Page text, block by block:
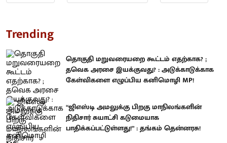
Trending
தொகுதி மறுவரையறை கூட்டம் எதற்காக? ;
தவெக அரசை இயக்குவது? : அடுக்காடுக்காக
கேள்விகளை எழுப்பிய கனிமொழி MP!
“ஜிஎஸ்டி அமலுக்கு பிறகு மாநிலங்களின்
நிதிசார் சுயாட்சி கடுமையாக
பாதிக்கப்பட்டுள்ளது!” : தங்கம் தென்னரசு!